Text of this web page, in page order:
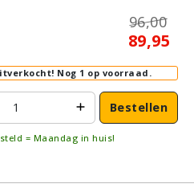
96,00
89,95
Nog 1 op voorraad.
Bestellen
= Maandag in huis!